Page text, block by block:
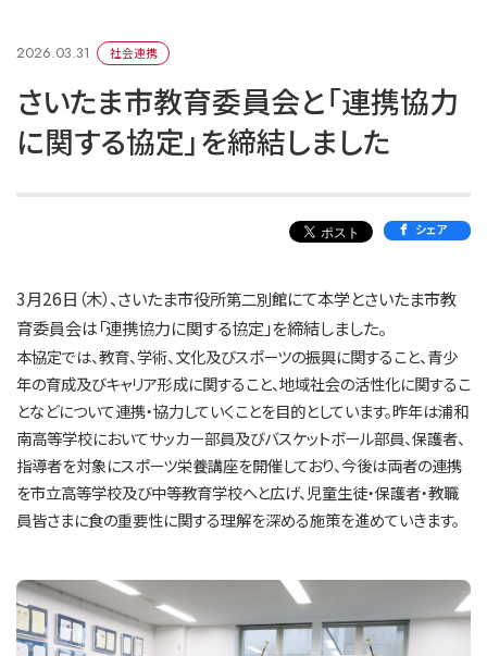
2026.03.31 社会連携
さいたま市教育委員会と「連携協力
に関する協定」を締結しました
シェア
3月26日（木）、さいたま市役所第二別館にて本学とさいたま市教
育委員会は「連携協力に関する協定」を締結しました。
本協定では、教育、学術、文化及びスポーツの振興に関すること、青少
年の育成及びキャリア形成に関すること、地域社会の活性化に関するこ
となどについて連携・協力していくことを目的としています。昨年は浦和
南高等学校においてサッカー部員及びバスケットボール部員、保護者、
指導者を対象にスポーツ栄養講座を開催しており、今後は両者の連携
を市立高等学校及び中等教育学校へと広げ、児童生徒・保護者・教職
員皆さまに食の重要性に関する理解を深める施策を進めていきます。